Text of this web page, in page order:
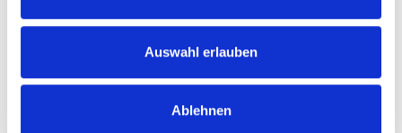
Auswahl erlauben
Ablehnen
Standardketten
KETTENFABRIK UNNA